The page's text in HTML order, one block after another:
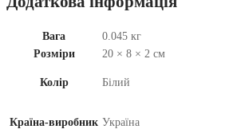
Вага
0.045 кг
Розміри
20 × 8 × 2 см
Колір Білий
Країна-виробник Україна